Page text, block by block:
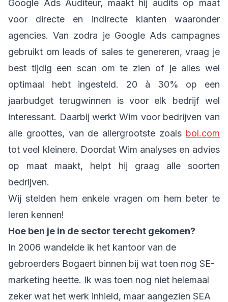
Google Ads Auditeur, maakt hij audits op maat
voor directe en indirecte klanten waaronder
agencies. Van zodra je Google Ads campagnes
gebruikt om leads of sales te genereren, vraag je
best tijdig een scan om te zien of je alles wel
optimaal hebt ingesteld. 20 à 30% op een
jaarbudget terugwinnen is voor elk bedrijf wel
interessant. Daarbij werkt Wim voor bedrijven van
alle groottes, van de allergrootste zoals bol.com
tot veel kleinere. Doordat Wim analyses en advies
op maat maakt, helpt hij graag alle soorten
bedrijven.
Wij stelden hem enkele vragen om hem beter te
leren kennen!
Hoe ben je in de sector terecht gekomen?
In 2006 wandelde ik het kantoor van de
gebroerders Bogaert binnen bij wat toen nog SE-
marketing heette. Ik was toen nog niet helemaal
zeker wat het werk inhield, maar aangezien SEA